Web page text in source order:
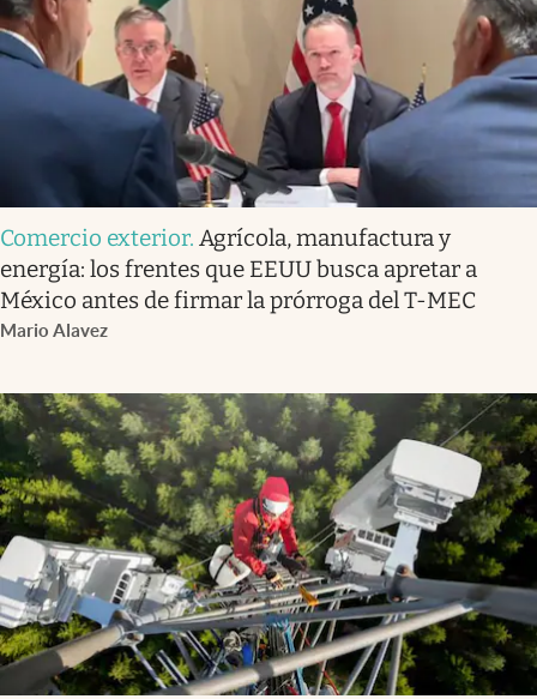
Comercio exterior. Agrícola, manufactura y
energía: los frentes que EEUU busca apretar a
México antes de firmar la prórroga del T-MEC
Mario Alavez